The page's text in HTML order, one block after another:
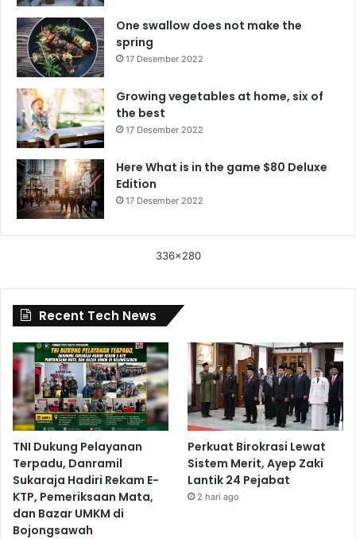
One swallow does not make the
spring
17 Desember 2022
Growing vegetables at home, six of
the best
17 Desember 2022
Here What is in the game $80 Deluxe
Edition
17 Desember 2022
336x280
Recent Tech News
TNI Dukung Pelayanan
Terpadu, Danramil
Sukaraja Hadiri Rekam E-
KTP, Pemeriksaan Mata,
dan Bazar UMKM di
Bojongsawah
Perkuat Birokrasi Lewat
Sistem Merit, Ayep Zaki
Lantik 24 Pejabat
2 hari ago